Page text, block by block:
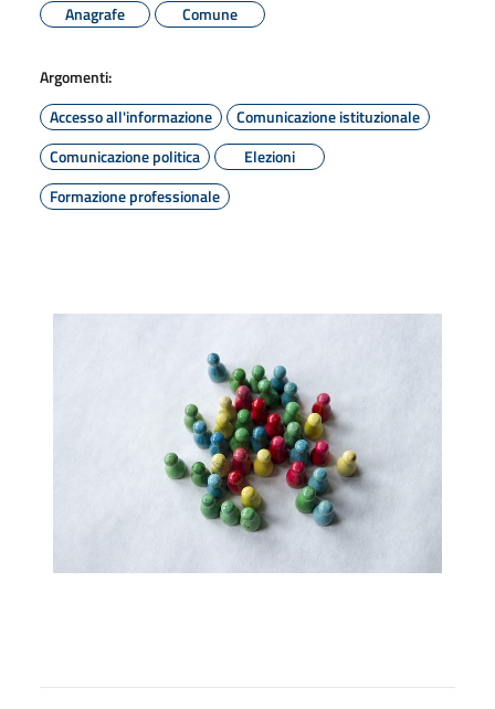
Anagrafe
Comune
Argomenti:
Accesso all'informazione
Comunicazione istituzionale
Comunicazione politica
Elezioni
Formazione professionale